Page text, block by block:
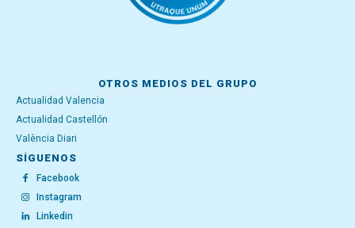
OTROS MEDIOS DEL GRUPO
Actualidad Valencia
Actualidad Castellón
València Diari
SÍGUENOS
Facebook
Instagram
Linkedin